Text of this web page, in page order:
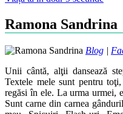
navigation
Ramona Sandrina
Blog |
Unii cântă, alţii dansează
Textele mele sunt pentru
regăsi în ele. La urma urmei,
Sunt carne din carnea